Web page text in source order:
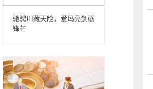
驰骋川藏天险，爱玛亮剑砺
锋芒